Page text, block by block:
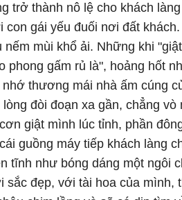
trở thành nô lệ cho khách
gái yếu đuối nơi đất
mùi khổ ải. Những khi
gấm rủ là", hoảng hốt
thương mái nhà ấm cúng
đòi đoạn xa gần, chẳng vò
giật mình lúc tỉnh, phần
guồng máy tiếp khách làng
tĩnh như bóng dáng một ngôi
sắc đẹp, với tài hoa của mình,